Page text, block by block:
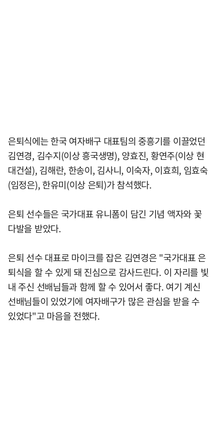
은퇴식에는 한국 여자배구 대표팀의 중흥기를 이끌었던
김연경, 김수지(이상 흥국생명), 양효진, 황연주(이상 현
대건설), 김해란, 한송이, 김사니, 이숙자, 이효희, 임효숙
(임정은), 한유미(이상 은퇴)가 참석했다.
은퇴 선수들은 국가대표 유니폼이 담긴 기념 액자와 꽃
다발을 받았다.
은퇴 선수 대표로 마이크를 잡은 김연경은 "국가대표 은
퇴식을 할 수 있게 돼 진심으로 감사드린다. 이 자리를 빛
내 주신 선배님들과 함께 할 수 있어서 좋다. 여기 계신
선배님들이 있었기에 여자배구가 많은 관심을 받을 수
있었다"고 마음을 전했다.